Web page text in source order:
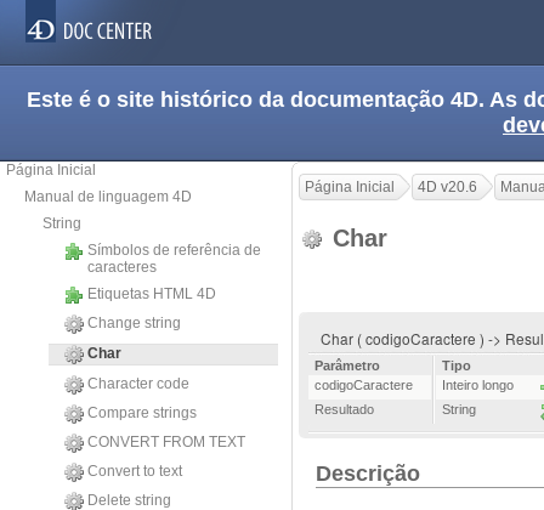
Este é o site histórico da documentação 4D. As
Página Inicial
Manual de linguagem 4D
String
Símbolos de referência de
caracteres
Etiquetas HTML 4D
Change string
Char
Character code
Compare strings
CONVERT FROM TEXT
Convert to text
Delete string
Página Inicial 4D v20.6
Char
Char ( codigoCaractere ) ->
Parâmetro
Tipo
codigoCaractere
Inteiro longo
Resultado
String
Descrição